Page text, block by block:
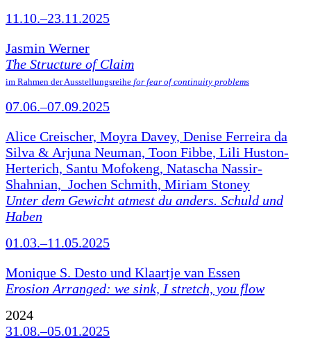
11.10.–23.11.2025
Jasmin Werner
The Structure of Claim
im Rahmen der Ausstellungsreihe for fear of continuity problems
07.06.–07.09.2025
Alice Creischer, Moyra Davey, Denise Ferreira da
Silva & Arjuna Neuman, Toon Fibbe, Lili Huston-
Herterich, Santu Mofokeng, Natascha Nassir-
Shahnian, Jochen Schmith, Miriam Stoney
Unter dem Gewicht atmest du anders. Schuld und
Haben
01.03.–11.05.2025
Monique S. Desto und Klaartje van Essen
Erosion Arranged: we sink, I stretch, you flow
2024
31.08.–05.01.2025